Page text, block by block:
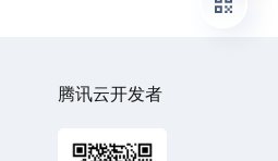
腾讯云开发者